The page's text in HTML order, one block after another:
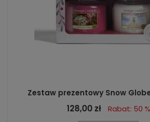
Zestaw prezentowy Snow
128,00 zł Rabat: 50 %